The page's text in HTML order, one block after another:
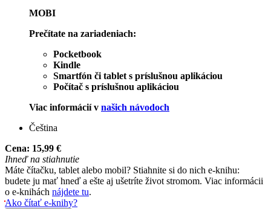
MOBI
Prečítate na zariadeniach:
Pocketbook
Kindle
Smartfón či tablet s príslušnou aplikáciou
Počítač s príslušnou aplikáciou
Viac informácií v našich návodoch
Čeština
Cena: 15,99 €
Ihneď na stiahnutie
Máte čítačku, tablet alebo mobil? Stiahnite si do nich e-knihu:
budete ju mať hneď a ešte aj ušetríte život stromom. Viac informácii
o e-knihách nájdete tu.
Ako čítať e-knihy?